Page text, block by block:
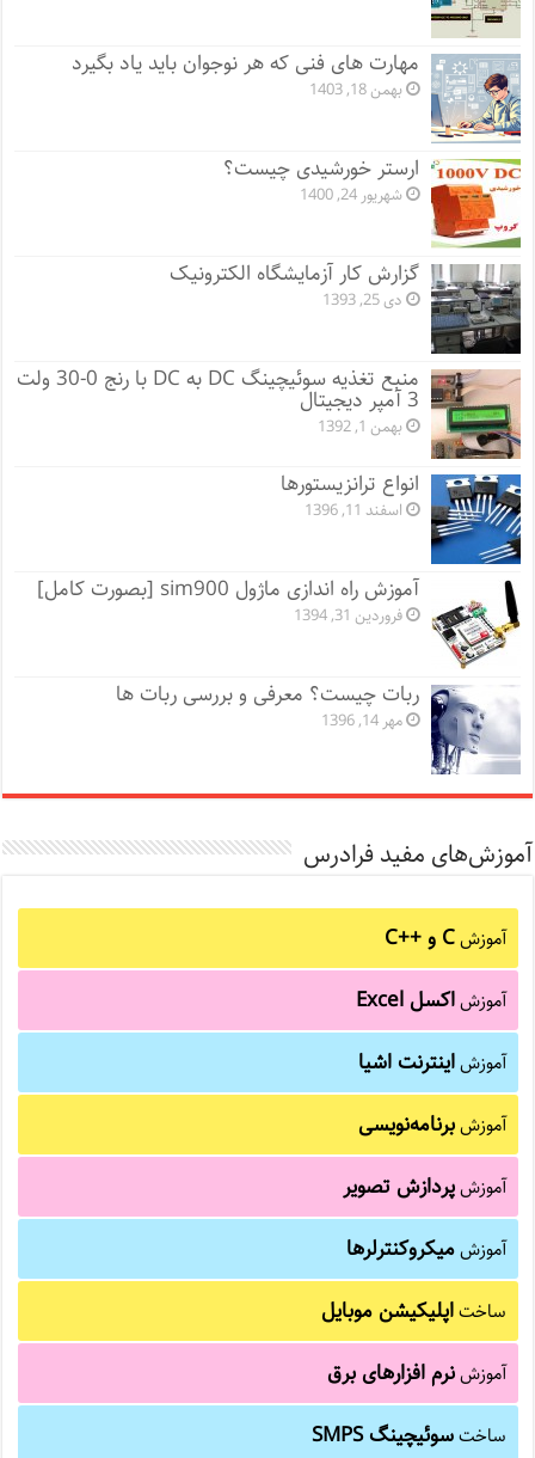
مهارت های فنی که هر نوجوان باید یاد بگیرد
بهمن 18, 1403
ارستر خورشیدی چیست؟
شهریور 24, 1400
گزارش کار آزمایشگاه الکترونیک
دی 25, 1393
منبع تغذیه سوئیچینگ DC به DC با رنج 0-30 ولت
3 آمپر دیجیتال
بهمن 1, 1392
انواع ترانزیستورها
اسفند 11, 1396
آموزش راه اندازی ماژول sim900 [بصورت کامل]
فروردین 31, 1394
ربات چیست؟ معرفی و بررسی ربات ها
مهر 14, 1396
آموزش‌های مفید فرادرس
آموزشC و C++‎
آموزشاکسل Excel
آموزشاینترنت اشیا
آموزشبرنامه‌نویسی
آموزشپردازش تصویر
آموزشمیکروکنترلرها
ساختاپلیکیشن موبایل
آموزشنرم افزارهای برق
ساختسوئیچینگ SMPS